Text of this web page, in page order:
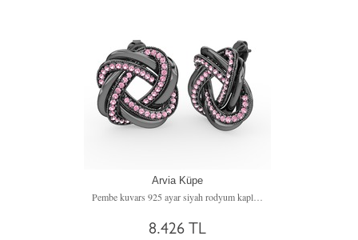
Arvia Küpe
Pembe kuvars 925 ayar siyah rodyum kaplama gümüş küpe
8.426 TL